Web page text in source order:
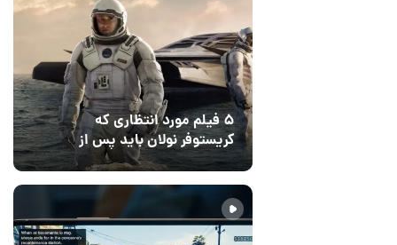
۵ فیلم مورد انتظاری که
کریستوفر نولان باید پس از
ادیسه بسازد
2 12 مرداد 1405